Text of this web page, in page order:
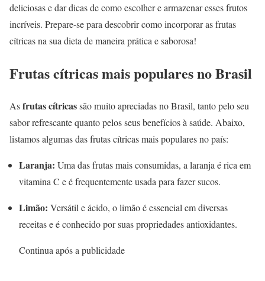
deliciosas e dar dicas de como escolher e armazenar esses frutos
incríveis. Prepare-se para descobrir como incorporar as frutas
cítricas na sua dieta de maneira prática e saborosa!
Frutas cítricas mais populares no Brasil
Asfrutas cítricassão muito apreciadas no Brasil, tanto pelo seu
sabor refrescante quanto pelos seus benefícios à saúde. Abaixo,
listamos algumas das frutas cítricas mais populares no país:
Laranja: Uma das frutas mais consumidas, a laranja é rica em
vitamina C e é frequentemente usada para fazer sucos.
Limão: Versátil e ácido, o limão é essencial em diversas
receitas e é conhecido por suas propriedades antioxidantes.
Continua após a publicidade